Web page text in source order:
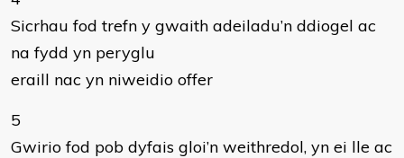
Sicrhau fod trefn y gwaith adeiladu’n ddiogel ac
na fydd yn peryglu
eraill nac yn niweidio offer
5
Gwirio fod pob dyfais gloi’n weithredol, yn ei lle ac